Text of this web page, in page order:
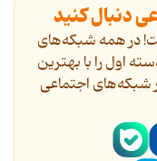
دنبال کنید
در همه شبکه‌های
اول را با بهترین
شبکه‌های اجتماعی